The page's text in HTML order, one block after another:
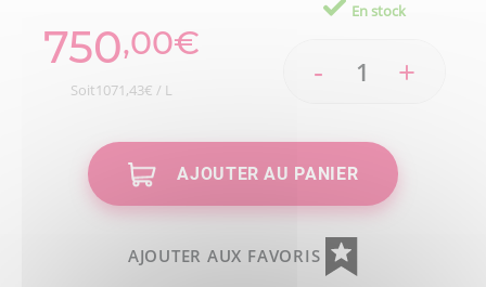
750,00€
Soit1071,43€ / L
En stock
- +
AJOUTER AU PANIER
AJOUTER AUX FAVORIS